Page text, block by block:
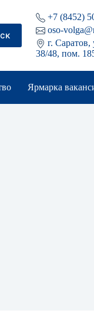
+7 (8452)
oso-
г.
38/48, пом.
Ярмарка